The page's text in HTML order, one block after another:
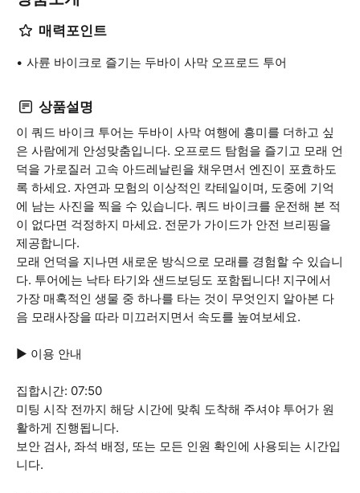
매력포인트
사륜 바이크로 즐기는 두바이 사막 오프로드 투어
상품설명
이 쿼드 바이크 투어는 두바이 사막 여행에 흥미를 더하고 싶
은 사람에게 안성맞춤입니다. 오프로드 탐험을 즐기고 모래 언
덕을 가로질러 고속 아드레날린을 채우면서 엔진이 포효하도
록 하세요. 자연과 모험의 이상적인 칵테일이며, 도중에 기억
에 남는 사진을 찍을 수 있습니다. 쿼드 바이크를 운전해 본 적
이 없다면 걱정하지 마세요. 전문가 가이드가 안전 브리핑을
제공합니다.
모래 언덕을 지나면 새로운 방식으로 모래를 경험할 수 있습니
다. 투어에는 낙타 타기와 샌드보딩도 포함됩니다! 지구에서
가장 매혹적인 생물 중 하나를 타는 것이 무엇인지 알아본 다
음 모래사장을 따라 미끄러지면서 속도를 높여보세요.
▶ 이용 안내
집합시간: 07:50
미팅 시작 전까지 해당 시간에 맞춰 도착해 주셔야 투어가 원
활하게 진행됩니다.
보안 검사, 좌석 배정, 또는 모든 인원 확인에 사용되는 시간입
니다.